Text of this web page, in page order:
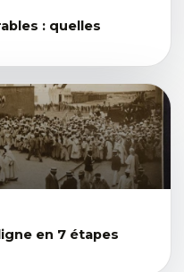
: quelles
en 7 étapes